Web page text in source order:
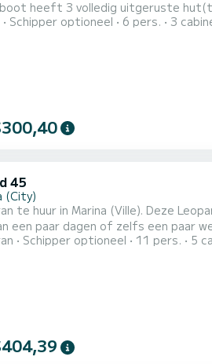
om een uitzonderlijke vakantie
Schipper optioneel 6 pers. 3
45
(City)
te huur in Marina (Ville). Deze
of zelfs een paar weken. De boot heeft 5 volledig uitgeruste hut(ten) en een
Met een totale lengte van 14
Schipper optioneel 11 pers. 5